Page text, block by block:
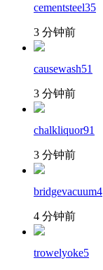
cementsteel35
3 分钟前
causewash51
3 分钟前
chalkliquor91
3 分钟前
bridgevacuum4
4 分钟前
trowelyoke5